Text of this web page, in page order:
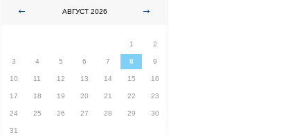
АВГУСТ 2026
1
2
3 4 5 6 7 8 9
10 11 12 13 14 15 16
17 18 19 20 21 22 23
24 25 26 27 28 29 30
31